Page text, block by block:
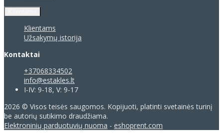
Klientams
Užsakymų istorija
Kontaktai
+37068334502
info@estakles.lt
I-IV: 9-18, V: 9-17
2026 © Visos teisės saugomos. Kopijuoti, platinti svetainės turinį
be autorių sutikimo draudžiama.
Elektroninių parduotuvių nuoma - eshoprent.com